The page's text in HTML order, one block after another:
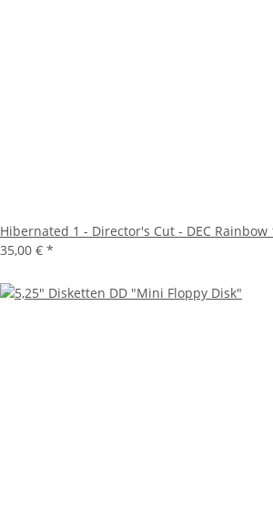
Hibernated 1 - Director's Cut - DEC Rainbow
35,00 € *